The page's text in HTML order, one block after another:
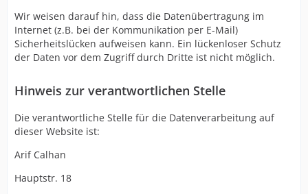
Wir weisen darauf hin, dass die Datenübertragung im
Internet (z.B. bei der Kommunikation per E-Mail)
Sicherheitslücken aufweisen kann. Ein lückenloser Schutz
der Daten vor dem Zugriff durch Dritte ist nicht möglich.
Hinweis zur verantwortlichen Stelle
Die verantwortliche Stelle für die Datenverarbeitung auf
dieser Website ist:
Arif Calhan
Hauptstr. 18